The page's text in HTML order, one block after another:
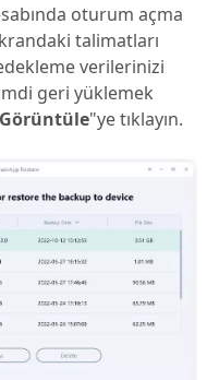
oturum açma
talimatları
verilerinizi
geri yüklemek
Görüntüle"ye tıklayın.